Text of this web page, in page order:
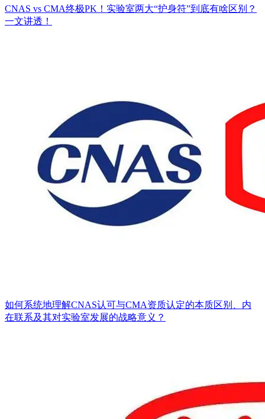
CNAS vs CMA终极PK！实验室两大“护身符”到底有啥区别？
一文讲透！
如何系统地理解CNAS认可与CMA资质认定的本质区别、内
在联系及其对实验室发展的战略意义？